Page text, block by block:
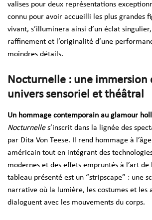
valises pour deux représentations
connu pour avoir accueilli les plus grandes
vivant, s’illuminera ainsi d’un éclat
raffinement et l’originalité d’une
moindres détails.
Nocturnelle : une immersion
univers sensoriel et théâtral
Un hommage contemporain au glamour
Nocturnelle s’inscrit dans la lignée des
par Dita Von Teese. Il rend hommage à l’âge
américain tout en intégrant des
modernes et des effets empruntés à l’art de
tableau présenté est un “stripscape” : une
narrative où la lumière, les costumes et les
dialoguent avec les mouvements du corps.